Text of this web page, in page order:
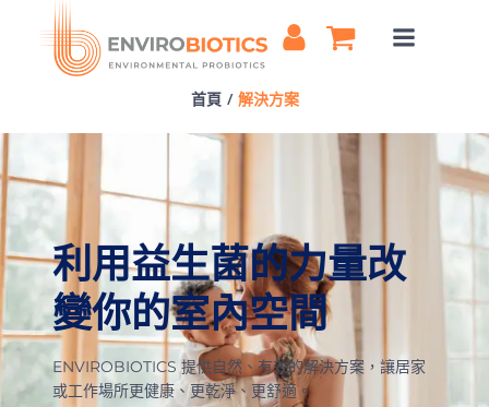
to
content
首頁
解決方案
利用益生菌的力量改
變你的室內空間
ENVIROBIOTICS 提供自然、有效的解決方案，讓居家
或工作場所更健康、更乾淨、更舒適。